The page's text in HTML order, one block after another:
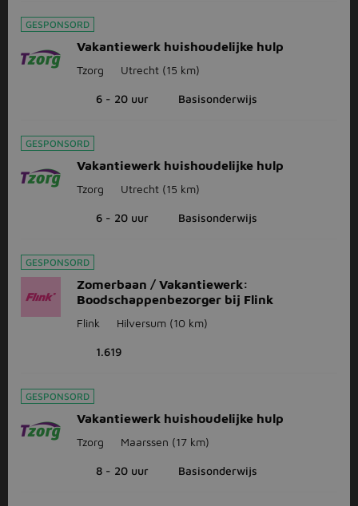
GESPONSORD
Vakantiewerk huishoudelijke hulp
Tzorg Utrecht (15 km)
6 - 20 uur Basisonderwijs
GESPONSORD
Vakantiewerk huishoudelijke hulp
Tzorg Utrecht (15 km)
6 - 20 uur Basisonderwijs
GESPONSORD
Zomerbaan / Vakantiewerk:
Boodschappenbezorger bij Flink
Flink Hilversum (10 km)
1.619
GESPONSORD
Vakantiewerk huishoudelijke hulp
Tzorg Maarssen (17 km)
8 - 20 uur Basisonderwijs